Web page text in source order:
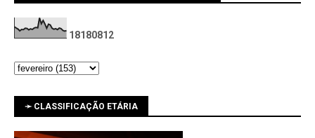
18180812
➛ CLASSIFICAÇÃO ETÁRIA